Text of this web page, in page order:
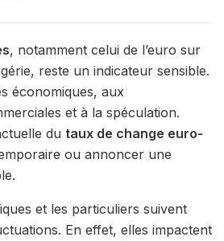
, notamment celui de l’euro sur
reste un indicateur sensible.
économiques, aux
et à la spéculation.
du taux de change euro-
ou annoncer une
et les particuliers suivent
En effet, elles impactent